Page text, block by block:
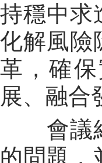
持穩中求
化解風險
革，確
展、融合
會議
的問題，